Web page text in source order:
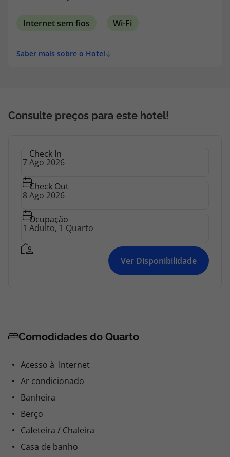
topatlantico@topatlantico.com
Internet sem fios Wi-Fi
Saber mais sobre o Hotel
Consulte preços para este hotel!
Check In
Check Out
Ocupação
Ver Disponibilidade
Comodidades do Quarto
Acesso à Internet
Ar condicionado
Banheira
Berço
Cafeteira / Chaleira
Casa de banho